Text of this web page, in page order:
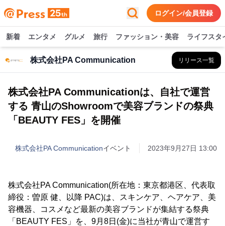
ログイン/会員登録
新着 エンタメ グルメ 旅行 ファッション・美容 ライフスタ
株式会社PA Communication リリース一覧
株式会社PA Communicationは、自社で運営
する 青山のShowroomで美容ブランドの祭典
「BEAUTY FES」を開催
株式会社PA Communicationイベント 2023年9月27日 13:00
株式会社PA Communication(所在地：東京都港区、代表取
締役：曽原 健、以降 PAC)は、スキンケア、ヘアケア、美
容機器、コスメなど最新の美容ブランドが集結する祭典
「BEAUTY FES」を、9月8日(金)に当社が青山で運営す